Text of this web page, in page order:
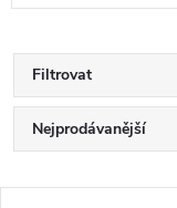
Filtrovat
Ř
a
Nejprodávanější